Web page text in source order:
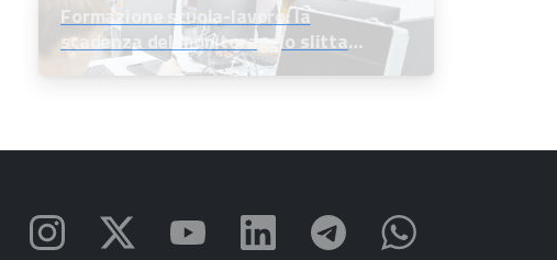
Formazione scuola-lavoro: la
scadenza del monitoraggio slitta
all’11 settembre 2026